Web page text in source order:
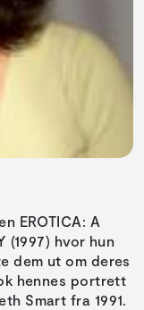
EROTICA: A
(1997) hvor hun
dem ut om deres
hennes portrett
Smart fra 1991.